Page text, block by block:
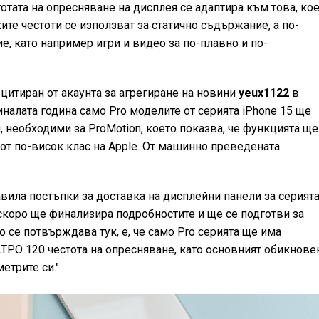
на опресняване на дисплея се адаптира към това,
честоти се използват за статично съдържание, а по-
като например игри и видео за по-плавно и по-
от акаунта за агрегиране на новини yeux1122 в
година само Pro моделите от серията iPhone 15 ще
необходими за ProMotion, което показва, че функцията ще
по-висок клас на Apple. От машинно преведената
постъпки за доставка на дисплейни панели за
ще финализира подробностите и ще се подготви за
се потвърждава тук, е, че само Pro серията ще има
120 честота на опресняване, като основният
си."